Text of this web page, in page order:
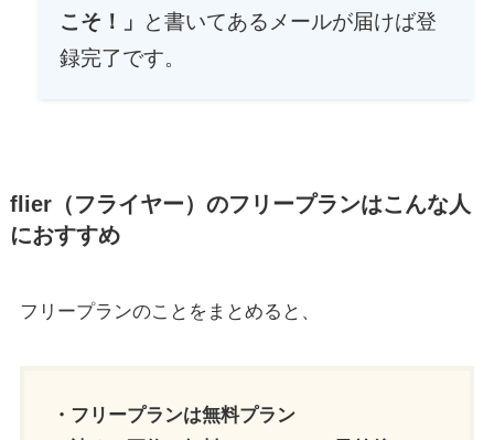
こそ！」
と書いてあるメールが届けば登
録完了です。
flier（フライヤー）のフリープランはこんな人
におすすめ
フリープランのことをまとめると、
・フリープランは無料プラン